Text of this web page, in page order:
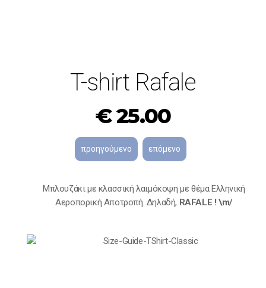
T-shirt Rafale
€25.00
Μπλουζάκι με κλασσική λαιμόκοψη με θέμα Ελληνική
Αεροπορική Αποτροπή. Δηλαδή, RAFALE ! \m/